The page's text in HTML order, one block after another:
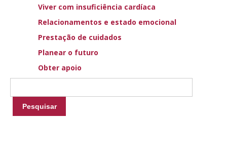
Viver com insuficiência cardíaca
Relacionamentos e estado emocional
Prestação de cuidados
Planear o futuro
Obter apoio
intervenções específicas, tais como dispositivos, quando
indicados. Pode ser recomendada psicoterapia para alguns
específica de terapêutica que tenha dado provas de
melhorar os resultados. No passado, foram por vezes
recomendadas máscaras de pressão positiva nas vias
respiratórias, mas dados recentes sugerem que estas não
dispositivos de alarme relativamente simples, que
respondem durante períodos de apneia, podem ser úteis.